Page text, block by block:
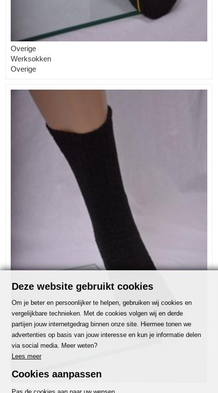
Overige
Werksokken
Overige
Overige
Deze website gebruikt cookies
Om je beter en persoonlijker te helpen, gebruiken wij cookies en
vergelijkbare technieken. Met de cookies volgen wij en derde
partijen jouw internetgedrag binnen onze site. Hiermee tonen we
advertenties op basis van jouw interesse en kun je informatie delen
via social media. Meer weten?
Lees meer
Cookies aanpassen